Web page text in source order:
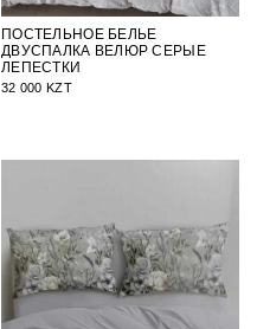
ПОСТЕЛЬНОЕ БЕЛЬЕ
ДВУСПАЛКА ВЕЛЮР СЕРЫЕ
ЛЕПЕСТКИ
32 000 KZT